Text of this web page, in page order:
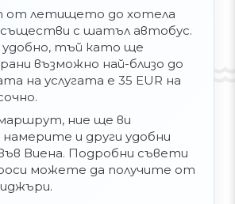
от летището до хотела
с шатъл автобус.
удобно, тъй като ще
възможно най-близо до
на услугата е 35 EUR на
ние ще ви
и други удобни
Виена. Подробни съвети
можете да получите от